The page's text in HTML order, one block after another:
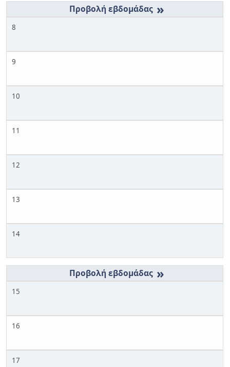
»
8
9
10
11
12
13
14
»
15
16
17